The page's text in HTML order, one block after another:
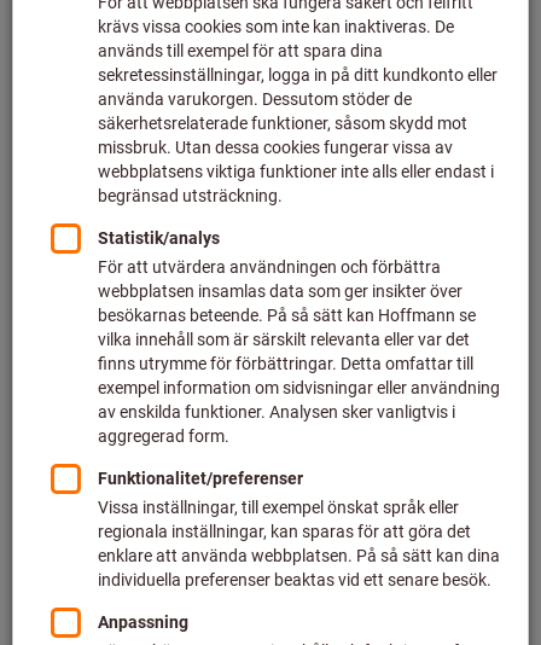
Klicka för att förstora bilden
Pris per 1 st.
plus lagstadgad momsPriser plus leveranskostnader